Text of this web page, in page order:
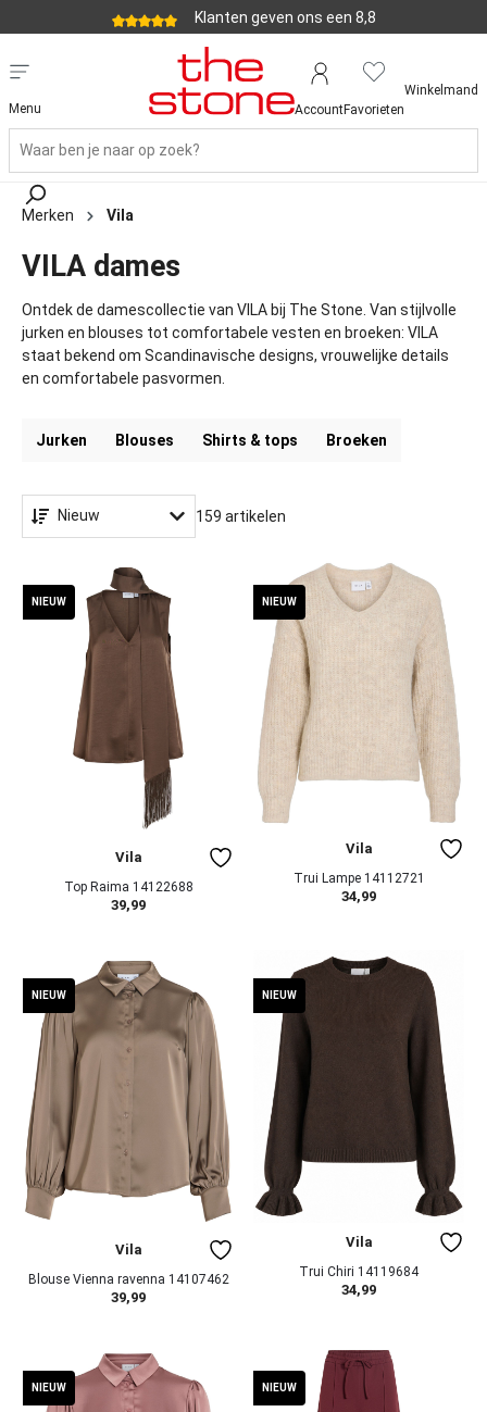
Klanten geven ons een 8,8
Menu AccountFavorieten
Winkelmand
Merken Vila
VILA dames
Ontdek de damescollectie van VILA bij The Stone. Van stijlvolle
jurken en blouses tot comfortabele vesten en broeken: VILA
staat bekend om Scandinavische designs, vrouwelijke details
en comfortabele pasvormen.
Jurken Blouses Shirts & tops Broeken
Nieuw 159 artikelen
NIEUW
Vila
Top Raima 14122688
39,99
NIEUW
Vila
Trui Lampe 14112721
34,99
NIEUW
Vila
Blouse Vienna ravenna 14107462
39,99
NIEUW
Vila
Trui Chiri 14119684
34,99
NIEUW NIEUW